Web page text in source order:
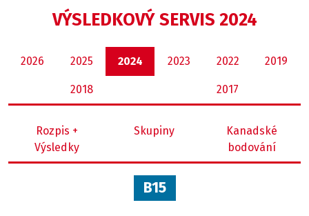
VÝSLEDKOVÝ SERVIS 2024
2026 2025 2024 2023 2022 2019
2018 2017
Rozpis +
Výsledky
Skupiny
Kanadské
bodování
B15